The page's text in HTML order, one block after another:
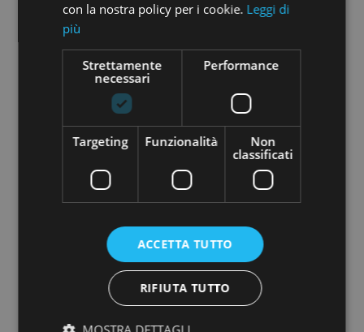
euro 280.000
La scorza
DETTAGLI
euro 350.000
Litoranea
Locali: n.d. Bagni: 0 m2: 2502
con la nostra policy per i cookie. Leggi di
più
Strettamente
necessari
Performance
Targeting Funzionalità
Non
classificati
ACCETTA TUTTO
RIFIUTA TUTTO